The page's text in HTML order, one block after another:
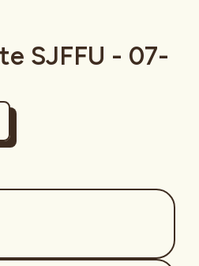
SJFFU - 07-